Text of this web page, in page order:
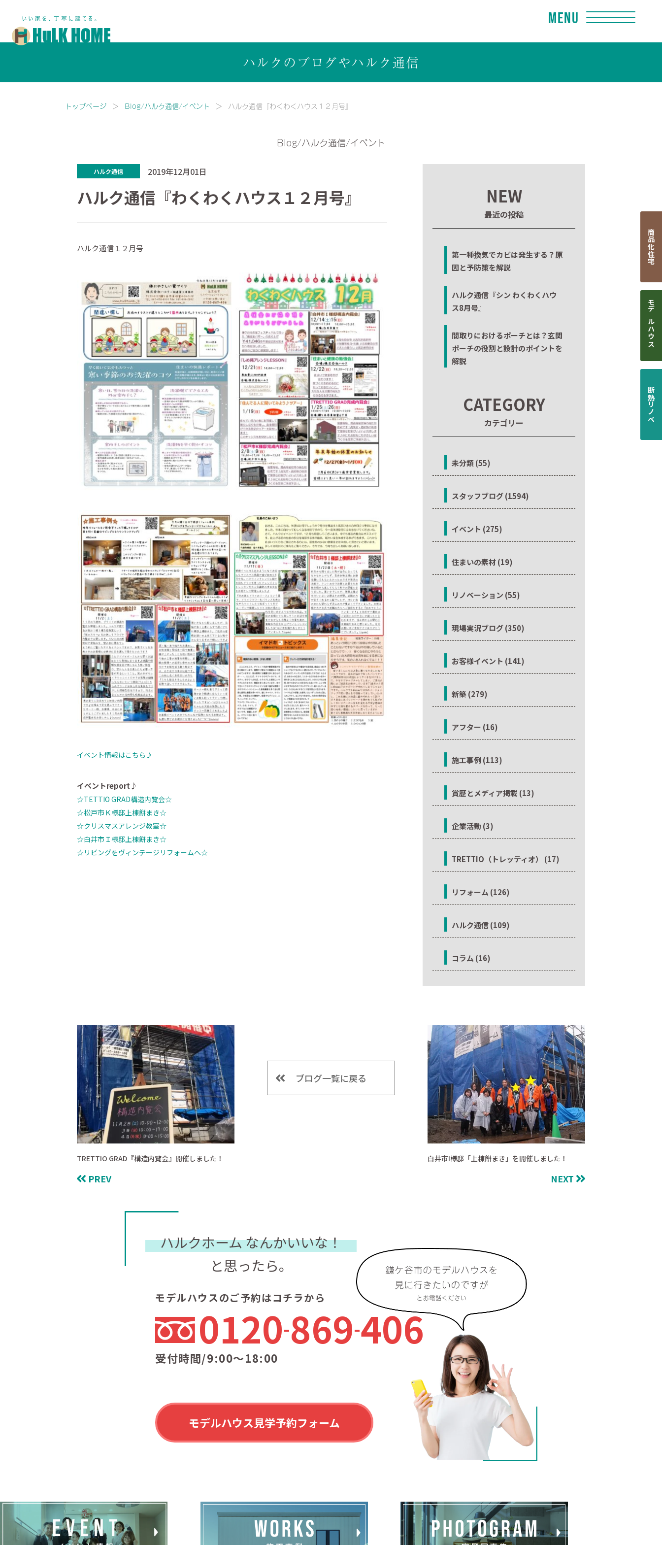
Menu
ハルクのブログやハルク通信
トップページ Blog/ハルク通信/イベント ハルク通信『わくわくハウス１２月号』
Blog/ハルク通信/イベント
ハルク通信 2019年12月01日
ハルク通信『わくわくハウス１２月号』
ハルク通信１２月号
イベント情報はこちら♪
イベントreport♪
☆TETTIO GRAD構造内覧会☆
☆松戸市Ｋ様邸上棟餅まき☆
☆クリスマスアレンジ教室☆
☆白井市Ｉ様邸上棟餅まき☆
☆リビングをヴィンテージリフォームへ☆
ブログ一覧に戻る
PREV
TRETTIO GRAD『構造内覧会』開催しました！
NEXT
白井市I様邸「上棟餅まき」を開催しました！
NEW
最近の投稿
第一種換気でカビは発生する？原
因と予防策を解説
ハルク通信『シン わくわくハウ
ス8月号』
間取りにおけるポーチとは？玄関
ポーチの役割と設計のポイントを
解説
CATEGORY
カテゴリー
未分類 (55)
スタッフブログ (1594)
イベント (275)
住まいの素材 (19)
リノベーション (55)
現場実況ブログ (350)
お客様イベント (141)
新築 (279)
アフター (16)
施工事例 (113)
賞歴とメディア掲載 (13)
企業活動 (3)
TRETTIO（トレッティオ） (17)
リフォーム (126)
ハルク通信 (109)
コラム (16)
ハルクホームなんかいいな！
と思ったら。
モデルハウスのご予約はコチラから
0120869406
受付時間/9:00〜18:00
モデルハウス見学予約フォーム
商品化住宅
モデルハウス
断熱リノベ